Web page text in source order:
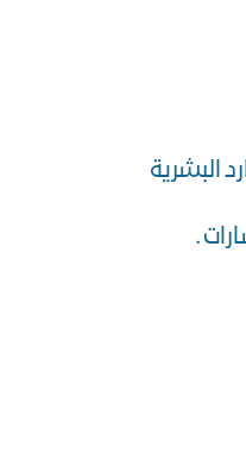
البشرية
.